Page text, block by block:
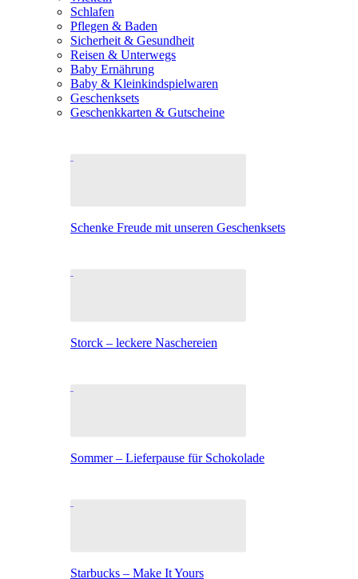
Schlafen
Pflegen & Baden
Sicherheit & Gesundheit
Reisen & Unterwegs
Baby Ernährung
Baby & Kleinkindspielwaren
Geschenksets
Geschenkkarten & Gutscheine
Schenke Freude mit unseren Geschenksets
Storck – leckere Naschereien
Sommer – Lieferpause für Schokolade
Starbucks – Make It Yours